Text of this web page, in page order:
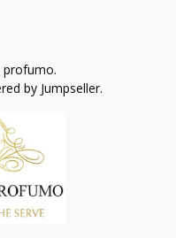
by Jumpseller.